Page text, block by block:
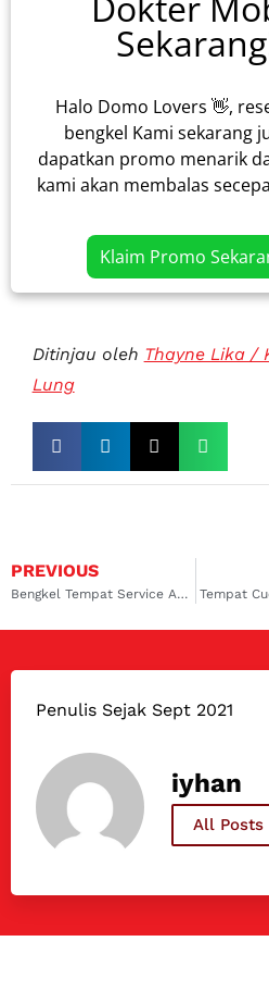
Halo Domo Lovers 👋,
bengkel Kami sekarang
dapatkan promo menarik
kami akan membalas
Klaim Promo
Ditinjau oleh Thayne Lika /
Lung
PREVIOUS
Bengkel Tempat Service AC yang Bagus dan Lengkap di Pondok Cabe
Penulis Sejak Sept 2021
iyhan
All Posts